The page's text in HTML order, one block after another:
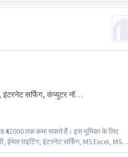
नॉलेज, 30 WPM टाइपिंग स्पीड
₹42000 तक कमा सकते हैं। इस भूमिका के लिए
ईमेल राइटिंग, इंटरनेट सर्फिंग, MS Excel, MS